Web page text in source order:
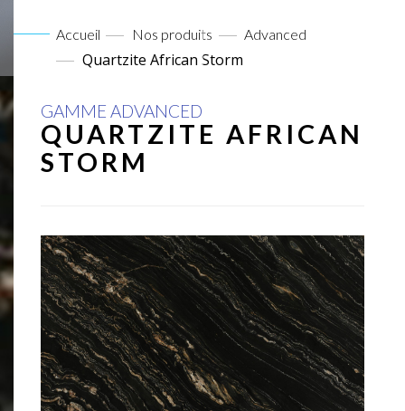
Accueil Nos produits Advanced
Quartzite African Storm
GAMME ADVANCED
QUARTZITE AFRICAN
STORM